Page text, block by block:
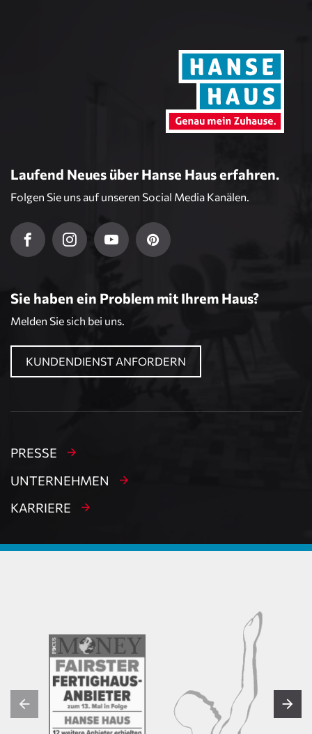
Laufend Neues über Hanse Haus erfahren.
Folgen Sie uns auf unseren Social Media Kanälen.
Sie haben ein Problem mit Ihrem Haus?
Melden Sie sich bei uns.
KUNDENDIENST ANFORDERN
PRESSE
UNTERNEHMEN
KARRIERE